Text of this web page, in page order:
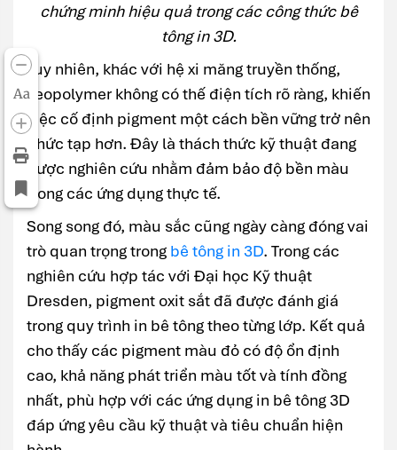
Aa
chứng minh hiệu quả trong các công thức bê
tông in 3D.
Tuy nhiên, khác với hệ xi măng truyền thống,
geopolymer không có thế điện tích rõ ràng, khiến
việc cố định pigment một cách bền vững trở nên
phức tạp hơn. Đây là thách thức kỹ thuật đang
được nghiên cứu nhằm đảm bảo độ bền màu
trong các ứng dụng thực tế.
Song song đó, màu sắc cũng ngày càng đóng vai
trò quan trọng trong bê tông in 3D. Trong các
nghiên cứu hợp tác với Đại học Kỹ thuật
Dresden, pigment oxit sắt đã được đánh giá
trong quy trình in bê tông theo từng lớp. Kết quả
cho thấy các pigment màu đỏ có độ ổn định
cao, khả năng phát triển màu tốt và tính đồng
nhất, phù hợp với các ứng dụng in bê tông 3D
đáp ứng yêu cầu kỹ thuật và tiêu chuẩn hiện